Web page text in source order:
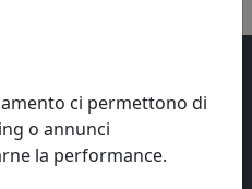
ci permettono di
o annunci
la performance.